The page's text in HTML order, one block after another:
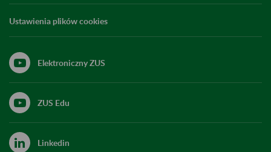
Ustawienia plików cookies
Elektroniczny ZUS
ZUS Edu
Linkedin